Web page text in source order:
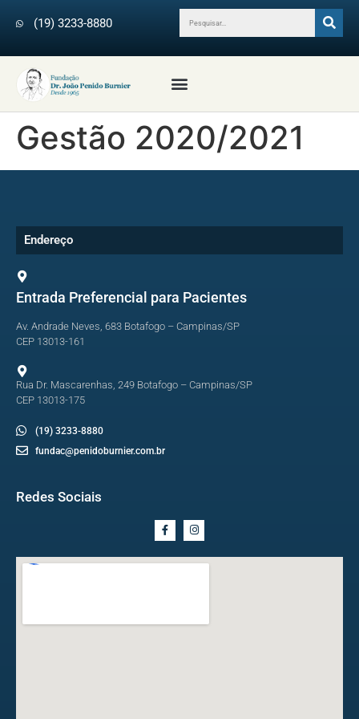
(19) 3233-8880
Gestão 2020/2021
Endereço
Entrada Preferencial para Pacientes
Av. Andrade Neves, 683 Botafogo – Campinas/SP
CEP 13013-161
Rua Dr. Mascarenhas, 249 Botafogo – Campinas/SP
CEP 13013-175
(19) 3233-8880
fundac@penidoburnier.com.br
Redes Sociais